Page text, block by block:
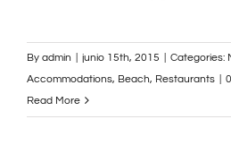
By admin junio 15th, 2015 Categories:
Accommodations, Beach, Restaurants
Read More